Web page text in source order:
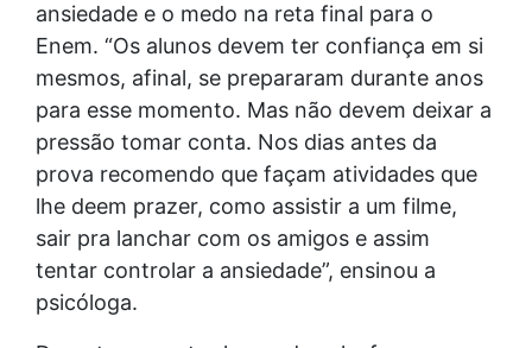
ansiedade e o medo na reta final para o
Enem. “Os alunos devem ter confiança em si
mesmos, afinal, se prepararam durante anos
para esse momento. Mas não devem deixar a
pressão tomar conta. Nos dias antes da
prova recomendo que façam atividades que
lhe deem prazer, como assistir a um filme,
sair pra lanchar com os amigos e assim
tentar controlar a ansiedade”, ensinou a
psicóloga.